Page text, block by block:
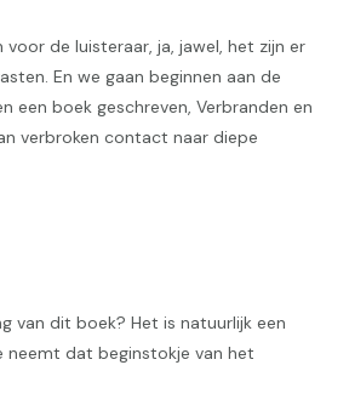
voor de luisteraar, ja, jawel, het zijn er
En we gaan beginnen aan de
een boek geschreven, Verbranden en
verbroken contact naar diepe
van dit boek? Het is natuurlijk een
neemt dat beginstokje van het